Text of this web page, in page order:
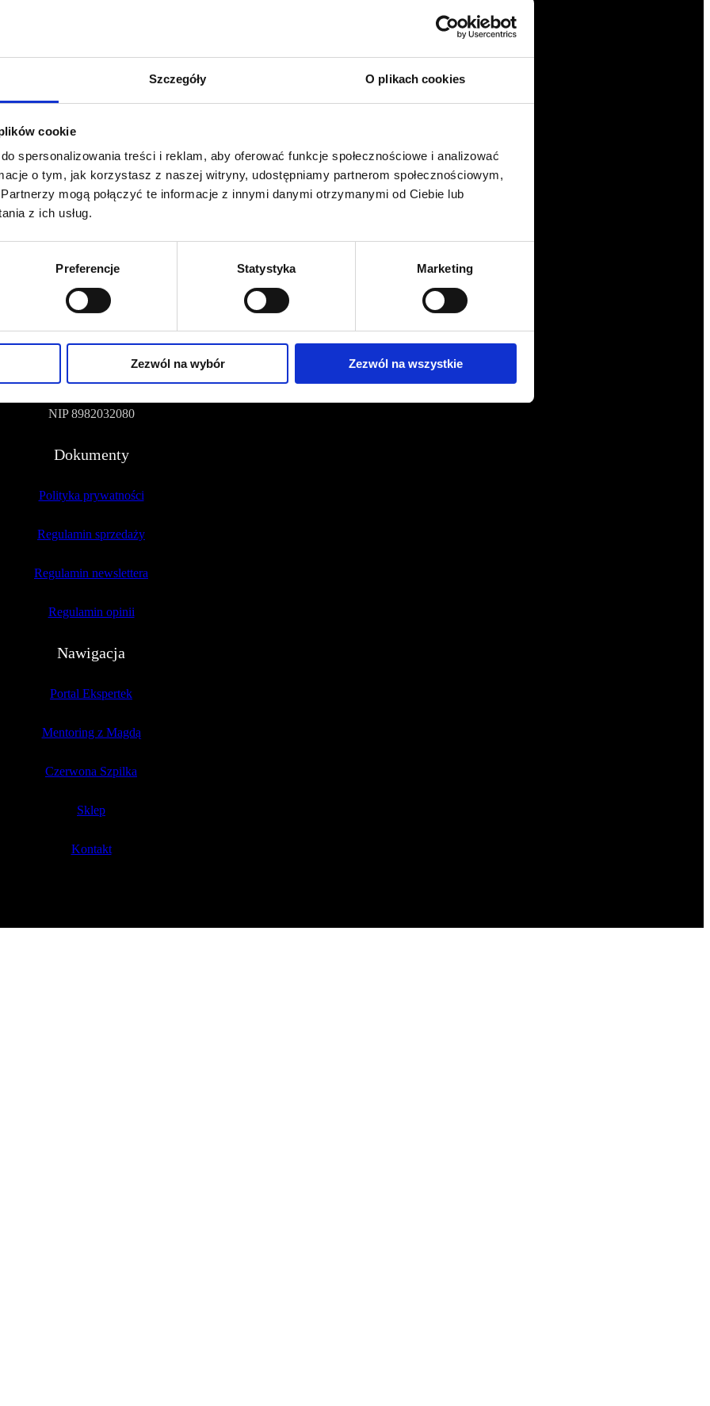
Szczegóły O plikach cookies
cookie
spersonalizowania treści i reklam, aby oferować funkcje społecznościowe i analizować
o tym, jak korzystasz z naszej witryny, udostępniamy partnerom społecznościowym,
mogą połączyć te informacje z innymi danymi otrzymanymi od Ciebie lub
z ich usług.
Preferencje Statystyka Marketing
Zezwól na wybór Zezwól na wszystkie
+48 577 333 077
NUMER KONTA DO WPŁAT:
81 1090 2398 0000 0001 0191 1368
CZERWONA SZPILKA
Na Polance 16A lok.9
NIP 8982032080
Dokumenty
Polityka prywatności
Regulamin sprzedaży
Regulamin newslettera
Regulamin opinii
Nawigacja
Portal Ekspertek
Mentoring z Magdą
Czerwona Szpilka
Sklep
Kontakt